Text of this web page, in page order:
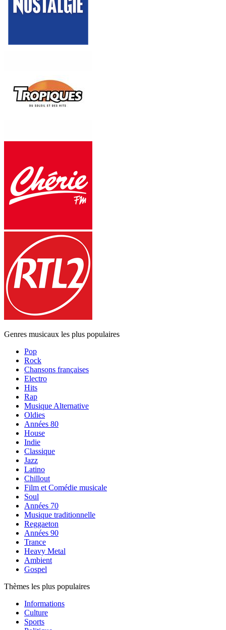
Genres musicaux les plus populaires
Pop
Rock
Chansons françaises
Electro
Hits
Rap
Musique Alternative
Oldies
Années 80
House
Indie
Classique
Jazz
Latino
Chillout
Film et Comédie musicale
Soul
Années 70
Musique traditionnelle
Reggaeton
Années 90
Trance
Heavy Metal
Ambient
Gospel
Thèmes les plus populaires
Informations
Culture
Sports